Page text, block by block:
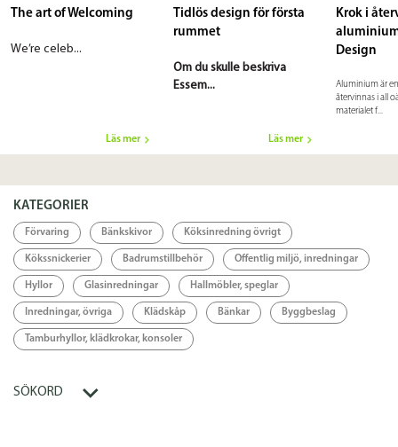
The art of Welcoming
We’re celeb...
Läs mer
Tidlös design för första
rummet
Om du skulle beskriva
Essem...
Läs mer
Krok i
Design
Aluminium är
återvinnas i all
materialet f...
KATEGORIER
Förvaring Bänkskivor Köksinredning övrigt
Kökssnickerier Badrumstillbehör Offentlig miljö, inredningar
Hyllor Glasinredningar Hallmöbler, speglar
Inredningar, övriga Klädskåp Bänkar Byggbeslag
Tamburhyllor, klädkrokar, konsoler
SÖKORD